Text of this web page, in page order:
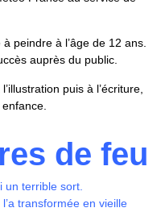
peindre à l’âge de 12 ans.
auprès du public.
puis à l’écriture,
de feu
terrible sort.
transformée en vieille